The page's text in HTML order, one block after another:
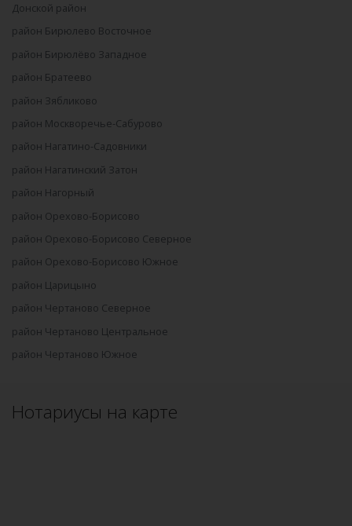
Донской район
район Бирюлево Восточное
район Бирюлёво Западное
район Братеево
район Зябликово
район Москворечье-Сабурово
район Нагатино-Садовники
район Нагатинский Затон
район Нагорный
район Орехово-Борисово
район Орехово-Борисово Северное
район Орехово-Борисово Южное
район Царицыно
район Чертаново Северное
район Чертаново Центральное
район Чертаново Южное
Нотариусы на карте